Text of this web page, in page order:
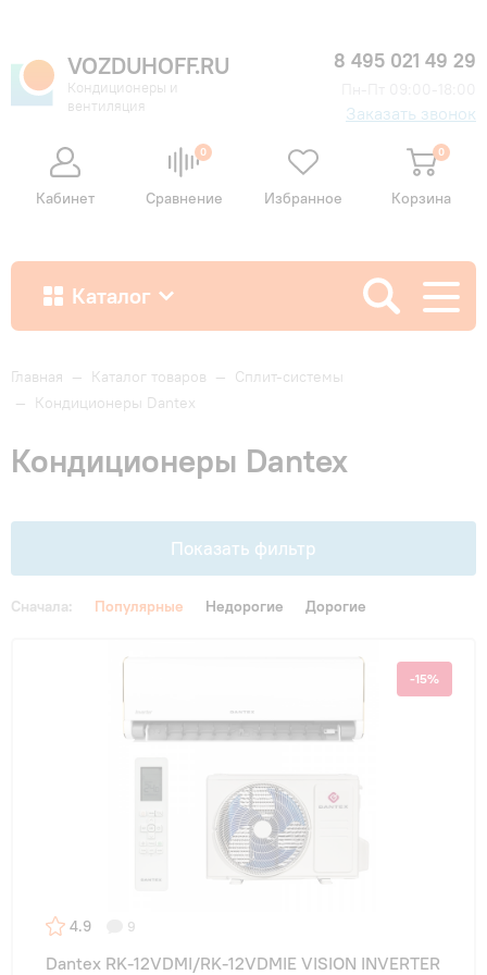
VOZDUHOFF.RU
Кондиционеры и
вентиляция
8 495 021 49 29
Заказать звонок
Кабинет
0
Сравнение Избранное
0
Корзина
Каталог
Как купить
Монтаж
Главная — Каталог товаров — Сплит-системы
— Кондиционеры Dantex
Кондиционеры Dantex
Показать фильтр
Площадь, м2
до 30 м² (2)
Сначала: Популярные Недорогие Дорогие
-15%
4.9 9
Dantex RK-12VDMI/RK-12VDMIE VISION INVERTER